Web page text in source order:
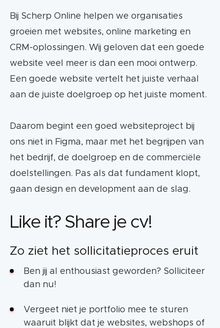
Bij Scherp Online helpen we organisaties
groeien met websites, online marketing en
CRM-oplossingen. Wij geloven dat een goede
website veel meer is dan een mooi ontwerp.
Een goede website vertelt het juiste verhaal
aan de juiste doelgroep op het juiste moment.
Daarom begint een goed websiteproject bij
ons niet in Figma, maar met het begrijpen van
het bedrijf, de doelgroep en de commerciële
doelstellingen. Pas als dat fundament klopt,
gaan design en development aan de slag.
Like it? Share je cv!
Zo ziet het sollicitatieproces eruit
Ben jij al enthousiast geworden? Solliciteer
dan nu!
Vergeet niet je portfolio mee te sturen
waaruit blijkt dat je websites, webshops of